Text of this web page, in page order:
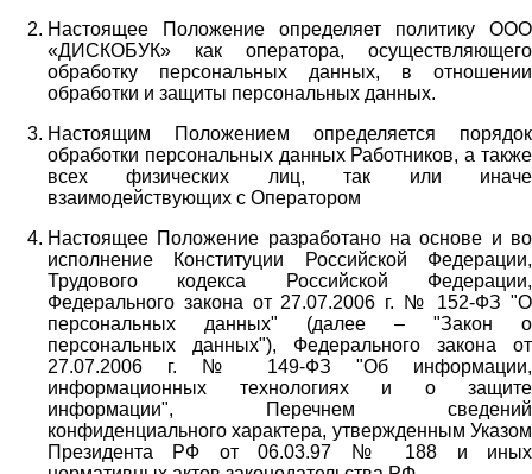
Настоящее Положение определяет политику ООО
«ДИСКОБУК» как оператора, осуществляющего
обработку персональных данных, в отношении
обработки и защиты персональных данных.
Настоящим Положением определяется порядок
обработки персональных данных Работников, а также
всех физических лиц, так или иначе
взаимодействующих с Оператором
Настоящее Положение разработано на основе и во
исполнение Конституции Российской Федерации,
Трудового кодекса Российской Федерации,
Федерального закона от 27.07.2006 г. № 152-ФЗ "О
персональных данных" (далее – "Закон о
персональных данных"), Федерального закона от
27.07.2006 г. № 149-ФЗ "Об информации,
информационных технологиях и о защите
информации", Перечнем сведений
конфиденциального характера, утвержденным Указом
Президента РФ от 06.03.97 № 188 и иных